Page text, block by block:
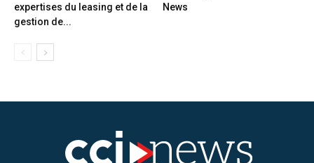
expertises du leasing et de la
gestion de...
News